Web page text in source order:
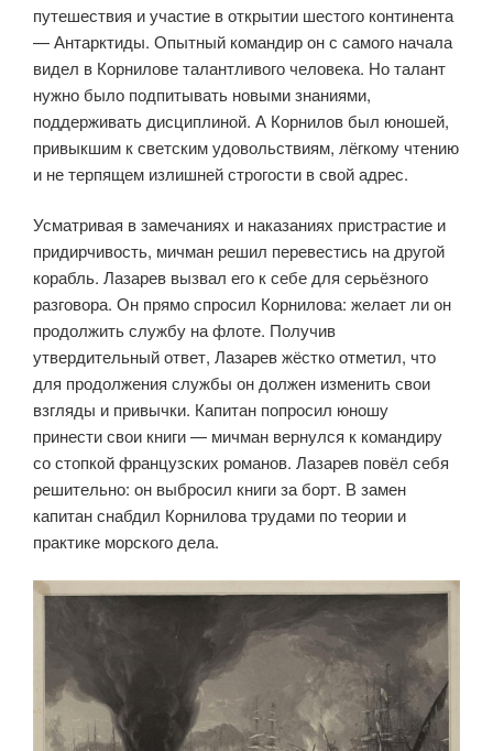
путешествия и участие в открытии шестого континента
— Антарктиды. Опытный командир он с самого начала
видел в Корнилове талантливого человека. Но талант
нужно было подпитывать новыми знаниями,
поддерживать дисциплиной. А Корнилов был юношей,
привыкшим к светским удовольствиям, лёгкому чтению
и не терпящем излишней строгости в свой адрес.
Усматривая в замечаниях и наказаниях пристрастие и
придирчивость, мичман решил перевестись на другой
корабль. Лазарев вызвал его к себе для серьёзного
разговора. Он прямо спросил Корнилова: желает ли он
продолжить службу на флоте. Получив
утвердительный ответ, Лазарев жёстко отметил, что
для продолжения службы он должен изменить свои
взгляды и привычки. Капитан попросил юношу
принести свои книги — мичман вернулся к командиру
со стопкой французских романов. Лазарев повёл себя
решительно: он выбросил книги за борт. В замен
капитан снабдил Корнилова трудами по теории и
практике морского дела.